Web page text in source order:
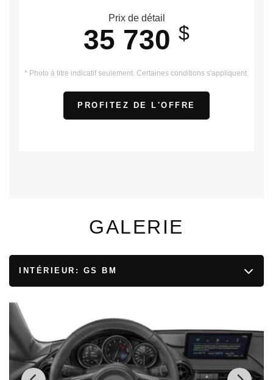
GALERIE
INTÉRIEUR: GS BM
Prix de détail
35 730 $
* Photo à titre indicatif seulement. Certaines conditions s'appliquent.
PROFITEZ DE L'OFFRE